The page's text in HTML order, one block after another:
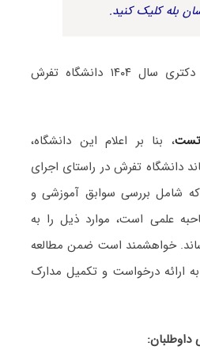
بله کلیک کنید.
جزییات برگزاری مصاحبه دکتری سال ۱۴۰۴ دانشگاه تفرش
، بنا بر اعلام این دانشگاه،
دانشگاه تفرش در راستای اجرای
شامل بررسی سوابق آموزشی و
علمی است، موارد ذیل را به
خواهشمند است ضمن مطالعه
ارائه درخواست و تکمیل مدارک